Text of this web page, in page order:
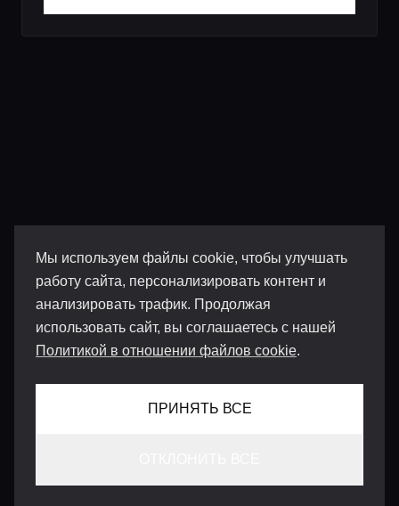
Мы используем файлы cookie, чтобы улучшать
работу сайта, персонализировать контент и
анализировать трафик. Продолжая
использовать сайт, вы соглашаетесь с нашей
Политикой в отношении файлов cookie.
ПРИНЯТЬ ВСЕ